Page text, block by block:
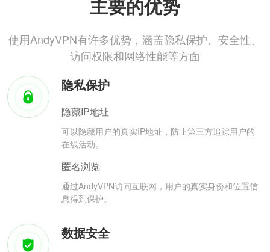
主要的优势
使用AndyVPN有许多优势，涵盖隐私保护、安全性、
访问权限和网络性能等方面
隐私保护
隐藏IP地址
可以隐藏用户的真实IP地址，防止第三方追踪用户的
在线活动。
匿名浏览
通过AndyVPN访问互联网，用户的真实身份和位置信
息得到保护。
数据安全